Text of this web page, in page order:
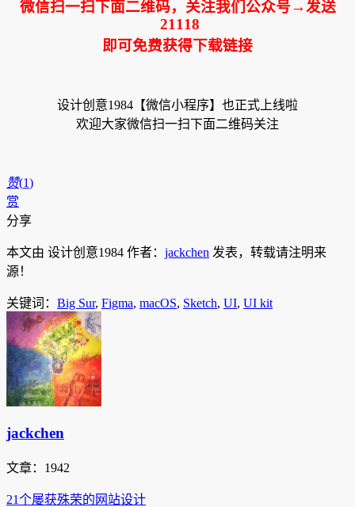
微信扫一扫下面二维码，关注我们公众号→发送
21118
即可免费获得下载链接
设计创意1984【微信小程序】也正式上线啦
欢迎大家微信扫一扫下面二维码关注
赞(1)
赏
分享
本文由 设计创意1984 作者： jackchen 发表，转载请注明来
源！
关键词： Big Sur, Figma, macOS, Sketch, UI, UI kit
jackchen
文章：1942
21个屡获殊荣的网站设计